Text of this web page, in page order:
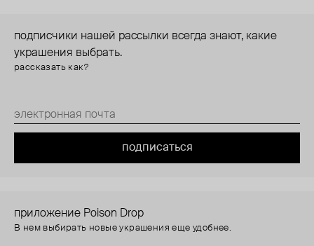
подписчики нашей рассылки всегда знают, какие
украшения выбрать.
рассказать как?
подписаться
приложение Poison Drop
В нем выбирать новые украшения еще удобнее.